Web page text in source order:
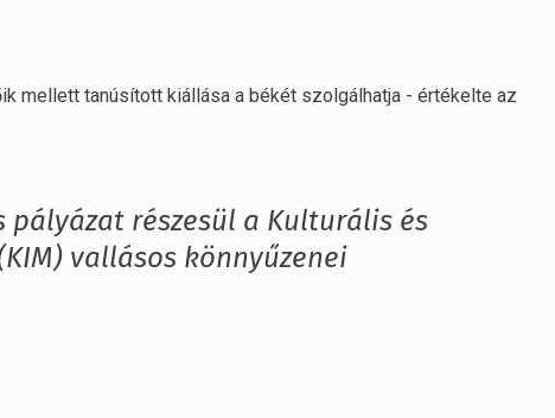
mellett tanúsított kiállása a békét szolgálhatja - értékelte az
pályázat részesül a Kulturális és
vallásos könnyűzenei